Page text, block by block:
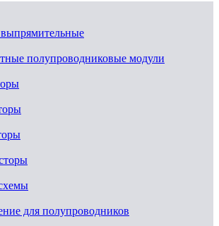
полупроводниковые модули
для полупроводников